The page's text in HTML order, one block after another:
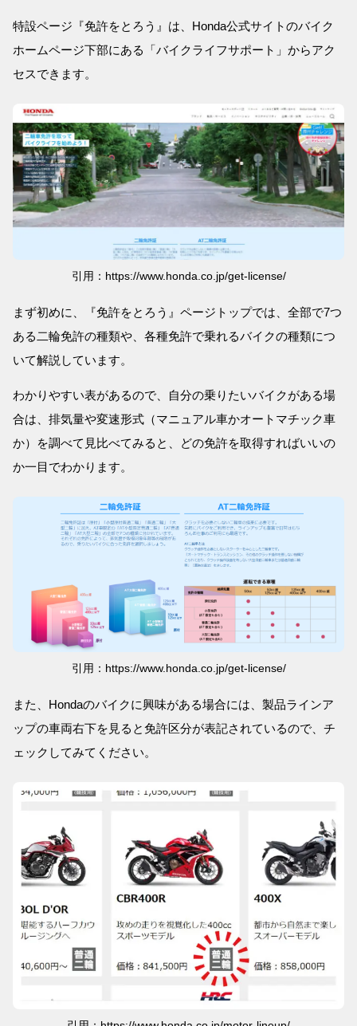
特設ページ『免許をとろう』は、Honda公式サイトのバイク
ホームページ下部にある「バイクライフサポート」からアク
セスできます。
引用：https://www.honda.co.jp/get-license/
まず初めに、『免許をとろう』ページトップでは、全部で7つ
ある二輪免許の種類や、各種免許で乗れるバイクの種類につ
いて解説しています。
わかりやすい表があるので、自分の乗りたいバイクがある場
合は、排気量や変速形式（マニュアル車かオートマチック車
か）を調べて見比べてみると、どの免許を取得すればいいの
か一目でわかります。
引用：https://www.honda.co.jp/get-license/
また、Hondaのバイクに興味がある場合には、製品ラインア
ップの車両右下を見ると免許区分が表記されているので、チ
ェックしてみてください。